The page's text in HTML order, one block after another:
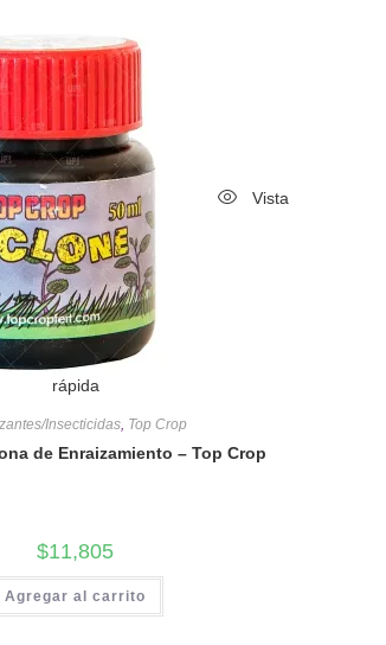
Vista
rápida
Insecticidas, Top Crop
de Enraizamiento – Top Crop
$11,805
Agregar al carrito